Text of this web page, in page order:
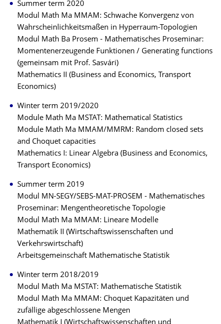
Summer term 2020
Modul Math Ma MMAM: Schwache Konvergenz von
Wahrscheinlichkeitsmaßen in Hyperraum-Topologien
Modul Math Ba Prosem - Mathematisches Proseminar:
Momentenerzeugende Funktionen / Generating functions
(gemeinsam mit Prof. Sasvári)
Mathematics II (Business and Economics, Transport
Economics)
Winter term 2019/2020
Module Math Ma MSTAT: Mathematical Statistics
Module Math Ma MMAM/MMRM: Random closed sets
and Choquet capacities
Mathematics I: Linear Algebra (Business and Economics,
Transport Economics)
Summer term 2019
Modul MN-SEGY/SEBS-MAT-PROSEM - Mathematisches
Proseminar: Mengentheoretische Topologie
Modul Math Ma MMAM: Lineare Modelle
Mathematik II (Wirtschaftswissenschaften und
Verkehrswirtschaft)
Arbeitsgemeinschaft Mathematische Statistik
Winter term 2018/2019
Modul Math Ma MSTAT: Mathematische Statistik
Modul Math Ma MMAM: Choquet Kapazitäten und
zufällige abgeschlossene Mengen